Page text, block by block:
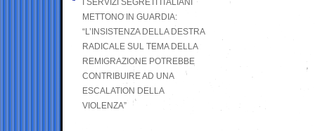
I SERVIZI SEGRETI ITALIANI
METTONO IN GUARDIA:
“L’INSISTENZA DELLA DESTRA
RADICALE SUL TEMA DELLA
REMIGRAZIONE POTREBBE
CONTRIBUIRE AD UNA
ESCALATION DELLA
VIOLENZA”